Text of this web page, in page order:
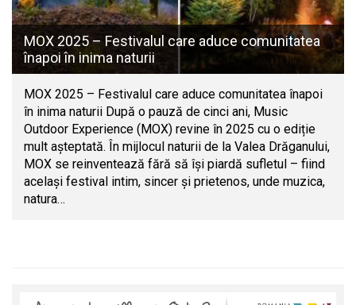
MOX 2025 – Festivalul care aduce comunitatea
înapoi în inima naturii
MOX 2025 – Festivalul care aduce comunitatea înapoi
în inima naturii După o pauză de cinci ani, Music
Outdoor Experience (MOX) revine în 2025 cu o ediție
mult așteptată. În mijlocul naturii de la Valea Drăganului,
MOX se reinventează fără să își piardă sufletul – fiind
același festival intim, sincer și prietenos, unde muzica,
natura…